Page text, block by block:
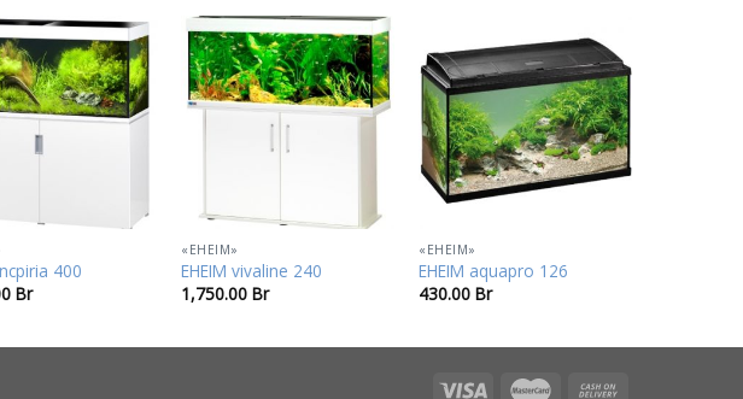
В
избранное
400
Br
В
избранное
«EHEIM»
EHEIM vivaline 240
1,750.00Br
В
избранное
«EHEIM»
EHEIM aquapro 126
430.00Br